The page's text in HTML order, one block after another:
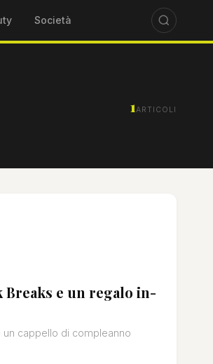
Società
1 ARTICOLI
Breaks e un regalo in-
un cappello di compleanno